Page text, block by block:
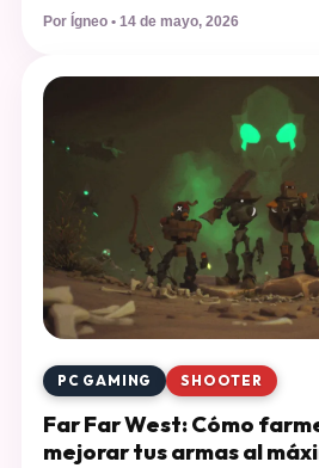
tier list de Everything is Crab
armas y caparazones para
desarrollado por el estudio
Digital se ha convertido […]
Por Ígneo • 14 de mayo, 2026
PC GAMING SHOOTER
Far Far West: Cómo
mejorar tus armas al